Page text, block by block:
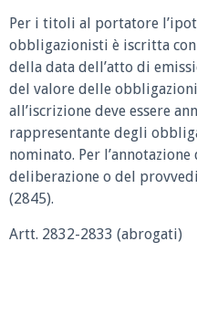
Per i titoli al portatore
obbligazionisti è iscritta con
della data dell’atto di
del valore delle
all’iscrizione deve essere
rappresentante degli
nominato. Per
deliberazione o del
(2845).
Artt. 2832-2833 (abrogati)